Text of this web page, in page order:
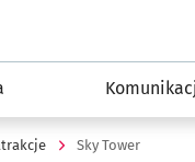
Sky Tower